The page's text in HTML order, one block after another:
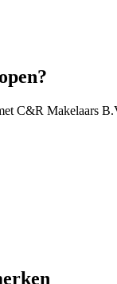
C&R Makelaars